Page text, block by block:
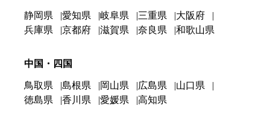
静岡県 愛知県 岐阜県 三重県
大阪府
兵庫県
京都府 滋賀県 奈良県 和歌山県
中国・四国
鳥取県 島根県 岡山県 広島県
山口県
徳島県
香川県 愛媛県 高知県